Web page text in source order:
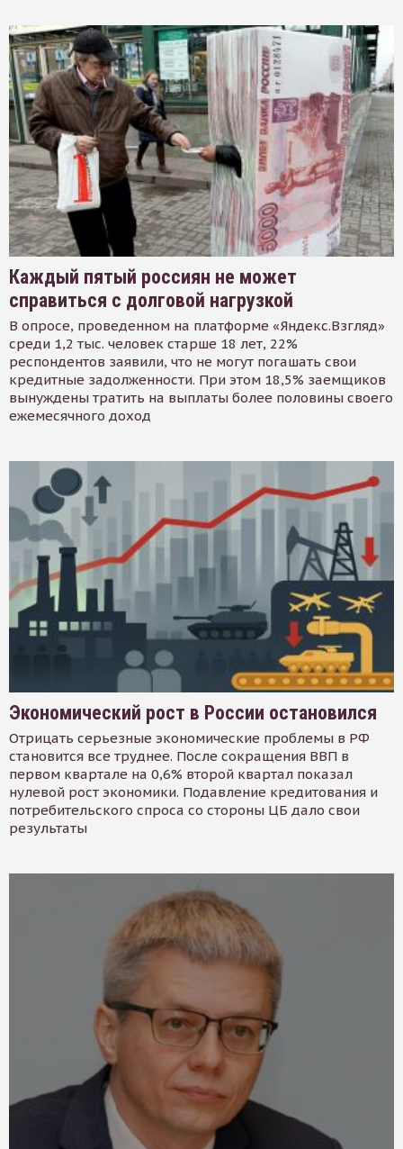
Каждый пятый россиян не может
справиться с долговой нагрузкой
В опросе, проведенном на платформе «Яндекс.Взгляд»
среди 1,2 тыс. человек старше 18 лет, 22%
респондентов заявили, что не могут погашать свои
кредитные задолженности. При этом 18,5% заемщиков
вынуждены тратить на выплаты более половины своего
ежемесячного доход
Экономический рост в России остановился
Отрицать серьезные экономические проблемы в РФ
становится все труднее. После сокращения ВВП в
первом квартале на 0,6% второй квартал показал
нулевой рост экономики. Подавление кредитования и
потребительского спроса со стороны ЦБ дало свои
результаты